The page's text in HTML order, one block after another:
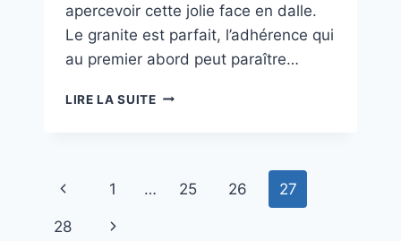
apercevoir cette jolie face en dalle.
Le granite est parfait, l’adhérence qui
au premier abord peut paraître…
LIRE LA SUITEMOTÖRHEAD
Navigation
de
Page
précédente
1 … 25 26 27
28
Page